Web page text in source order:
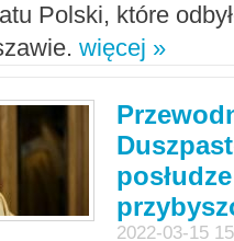
Polski, które
więcej »
2022-03-15